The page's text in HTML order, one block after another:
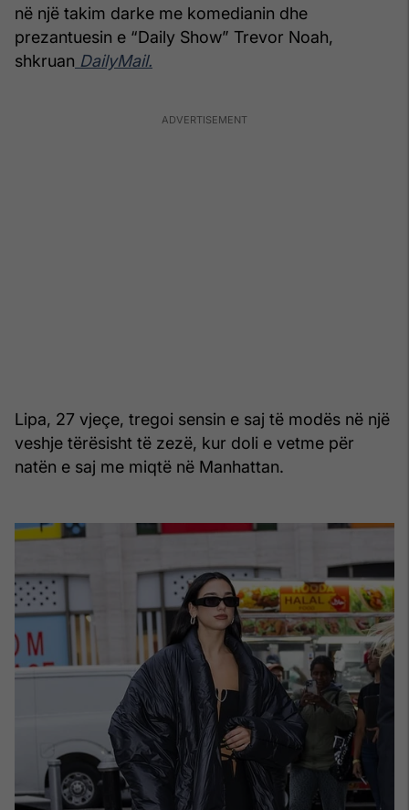
në një takim darke me komedianin dhe
prezantuesin e “Daily Show” Trevor Noah,
shkruan DailyMail.
Lipa, 27 vjeçe, tregoi sensin e saj të modës në një
veshje tërësisht të zezë, kur doli e vetme për
natën e saj me miqtë në Manhattan.